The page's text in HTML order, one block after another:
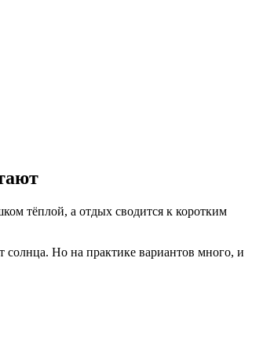
тёплой, а отдых сводится к коротким
солнца. Но на практике вариантов много, и